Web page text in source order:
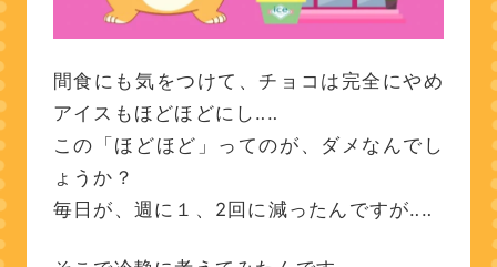
間食にも気をつけて、チョコは完全にやめ
アイスもほどほどにし‥‥
この「ほどほど」ってのが、ダメなんでし
ょうか？
毎日が、週に１、2回に減ったんですが‥‥